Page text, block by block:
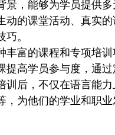
景，能够为学员提供
的课堂活动、真实
。
富的课程和专项培
高学员参与度，通
后，不仅在语言能
，为他们的学业和职